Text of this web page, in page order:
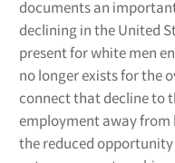
documents an
declining in the United
present for white men
no longer exists for the
connect that decline to
employment away
the reduced